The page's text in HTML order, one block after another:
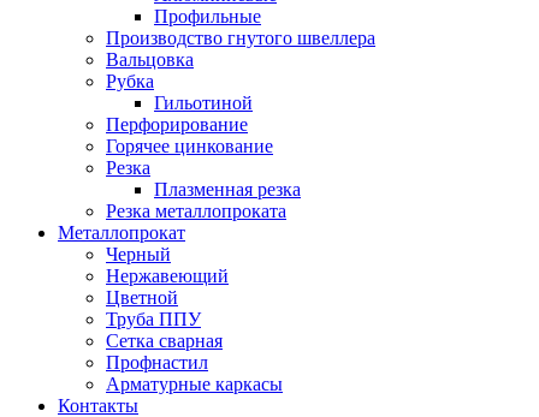
Профильные
Производство гнутого швеллера
Вальцовка
Рубка
Гильотиной
Перфорирование
Горячее цинкование
Резка
Плазменная резка
Резка металлопроката
Металлопрокат
Черный
Нержавеющий
Цветной
Труба ППУ
Сетка сварная
Профнастил
Арматурные каркасы
Контакты